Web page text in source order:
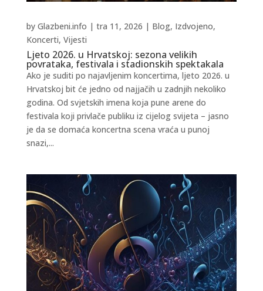
Ljeto 2026. u Hrvatskoj: sezona velikih
povrataka, festivala i stadionskih spektakala
by Glazbeni.info | tra 11, 2026 | Blog, Izdvojeno,
Koncerti, Vijesti
Ako je suditi po najavljenim koncertima, ljeto 2026. u
Hrvatskoj bit će jedno od najjačih u zadnjih nekoliko
godina. Od svjetskih imena koja pune arene do
festivala koji privlače publiku iz cijelog svijeta – jasno
je da se domaća koncertna scena vraća u punoj
snazi,...